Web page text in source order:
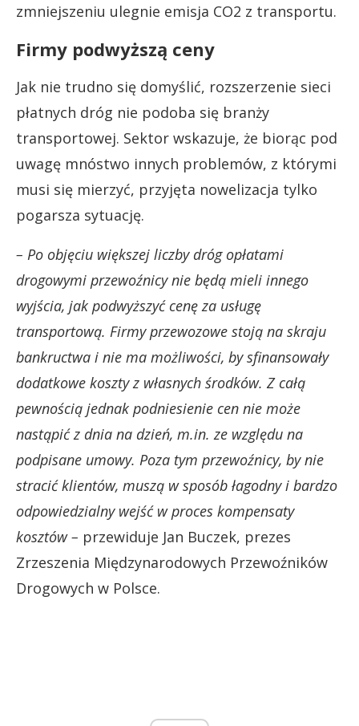
zmniejszeniu ulegnie emisja CO2 z transportu.
Firmy podwyższą ceny
Jak nie trudno się domyślić, rozszerzenie sieci
płatnych dróg nie podoba się branży
transportowej. Sektor wskazuje, że biorąc pod
uwagę mnóstwo innych problemów, z którymi
musi się mierzyć, przyjęta nowelizacja tylko
pogarsza sytuację.
– Po objęciu większej liczby dróg opłatami
drogowymi przewoźnicy nie będą mieli innego
wyjścia, jak podwyższyć cenę za usługę
transportową. Firmy przewozowe stoją na skraju
bankructwa i nie ma możliwości, by sfinansowały
dodatkowe koszty z własnych środków. Z całą
pewnością jednak podniesienie cen nie może
nastąpić z dnia na dzień, m.in. ze względu na
podpisane umowy. Poza tym przewoźnicy, by nie
stracić klientów, muszą w sposób łagodny i bardzo
odpowiedzialny wejść w proces kompensaty
kosztów – przewiduje Jan Buczek, prezes
Zrzeszenia Międzynarodowych Przewoźników
Drogowych w Polsce.